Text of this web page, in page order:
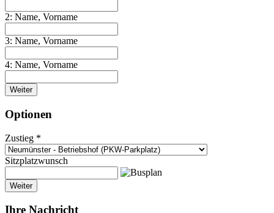
2: Name, Vorname
3: Name, Vorname
4: Name, Vorname
Weiter
Optionen
Zustieg *
Sitzplatzwunsch
Weiter
Ihre Nachricht